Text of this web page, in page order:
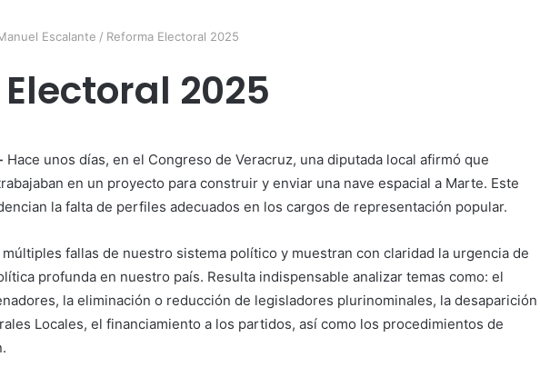
Escalante / Reforma Electoral 2025
2025
Hace unos días, en el Congreso de Veracruz, una diputada local afirmó que
en un proyecto para construir y enviar una nave espacial a Marte. Este
la falta de perfiles adecuados en los cargos de representación popular.
fallas de nuestro sistema político y muestran con claridad la urgencia de
profunda en nuestro país. Resulta indispensable analizar temas como: el
la eliminación o reducción de legisladores plurinominales, la desaparición
Locales, el financiamiento a los partidos, así como los procedimientos de